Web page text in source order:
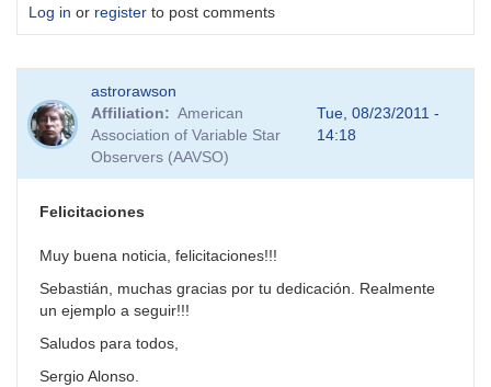
Log in or register to post comments
astrorawson
Affiliation
American
Association of Variable Star
Observers (AAVSO)
Tue, 08/23/2011 -
14:18
Felicitaciones
Muy buena noticia, felicitaciones!!!
Sebastián, muchas gracias por tu dedicación. Realmente
un ejemplo a seguir!!!
Saludos para todos,
Sergio Alonso.